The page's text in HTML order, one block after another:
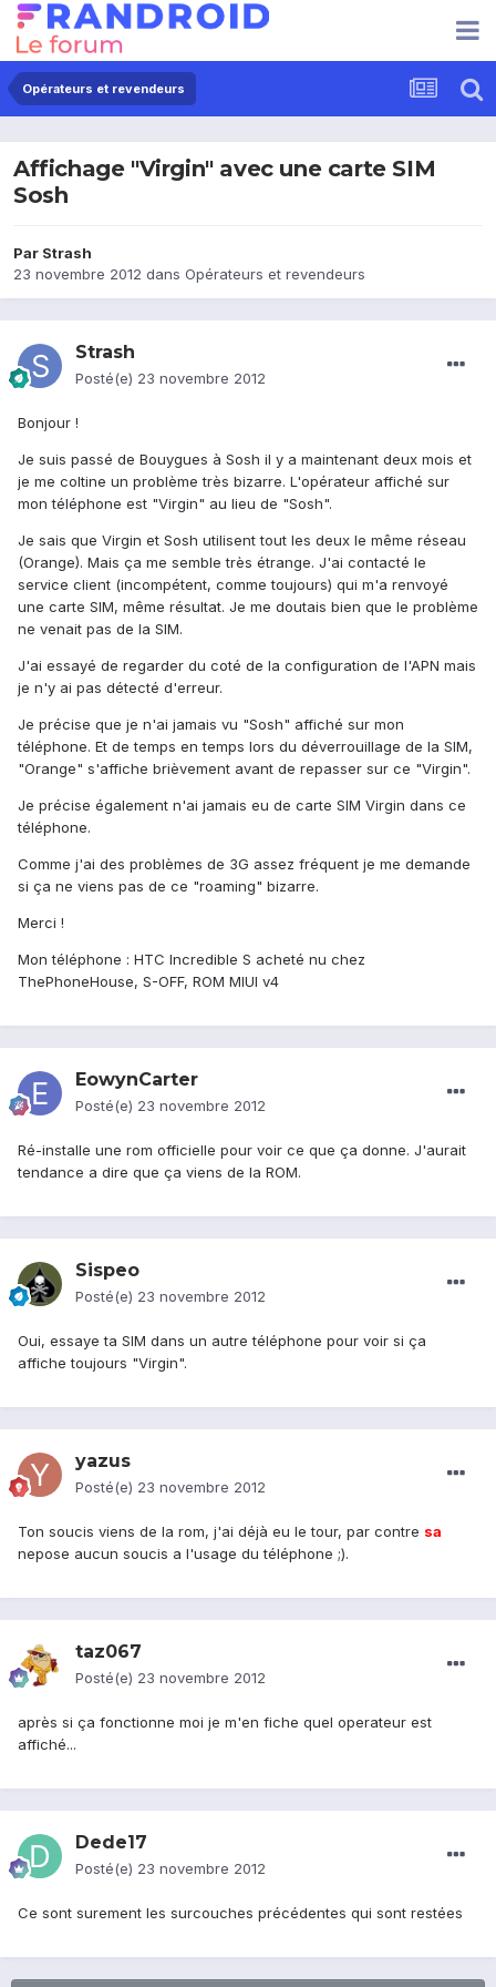
Opérateurs et revendeurs
Affichage "Virgin" avec une carte SIM
Sosh
Par Strash
23 novembre 2012 dans Opérateurs et revendeurs
Strash
Posté(e) 23 novembre 2012
Bonjour !
Je suis passé de Bouygues à Sosh il y a maintenant deux mois et
je me coltine un problème très bizarre. L'opérateur affiché sur
mon téléphone est "Virgin" au lieu de "Sosh".
Je sais que Virgin et Sosh utilisent tout les deux le même réseau
(Orange). Mais ça me semble très étrange. J'ai contacté le
service client (incompétent, comme toujours) qui m'a renvoyé
une carte SIM, même résultat. Je me doutais bien que le problème
ne venait pas de la SIM.
J'ai essayé de regarder du coté de la configuration de l'APN mais
je n'y ai pas détecté d'erreur.
Je précise que je n'ai jamais vu "Sosh" affiché sur mon
téléphone. Et de temps en temps lors du déverrouillage de la SIM,
"Orange" s'affiche brièvement avant de repasser sur ce "Virgin".
Je précise également n'ai jamais eu de carte SIM Virgin dans ce
téléphone.
Comme j'ai des problèmes de 3G assez fréquent je me demande
si ça ne viens pas de ce "roaming" bizarre.
Merci !
Mon téléphone : HTC Incredible S acheté nu chez
ThePhoneHouse, S-OFF, ROM MIUI v4
EowynCarter
Posté(e) 23 novembre 2012
Ré-installe une rom officielle pour voir ce que ça donne. J'aurait
tendance a dire que ça viens de la ROM.
Sispeo
Posté(e) 23 novembre 2012
Oui, essaye ta SIM dans un autre téléphone pour voir si ça
affiche toujours "Virgin".
yazus
Posté(e) 23 novembre 2012
Ton soucis viens de la rom, j'ai déjà eu le tour, par contre sa
nepose aucun soucis a l'usage du téléphone ;).
taz067
Posté(e) 23 novembre 2012
après si ça fonctionne moi je m'en fiche quel operateur est
affiché...
Dede17
Posté(e) 23 novembre 2012
Ce sont surement les surcouches précédentes qui sont restées